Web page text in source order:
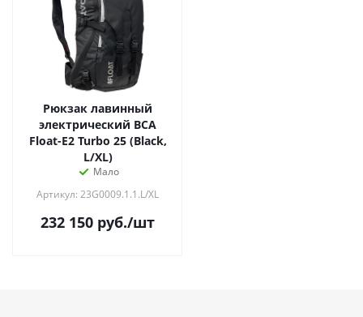
Рюкзак лавинный
электрический BCA
Float-E2 Turbo 25 (Black,
L/XL)
Мало
Артикул: 23G0009.1.1.L/XL
232 150 руб./шт